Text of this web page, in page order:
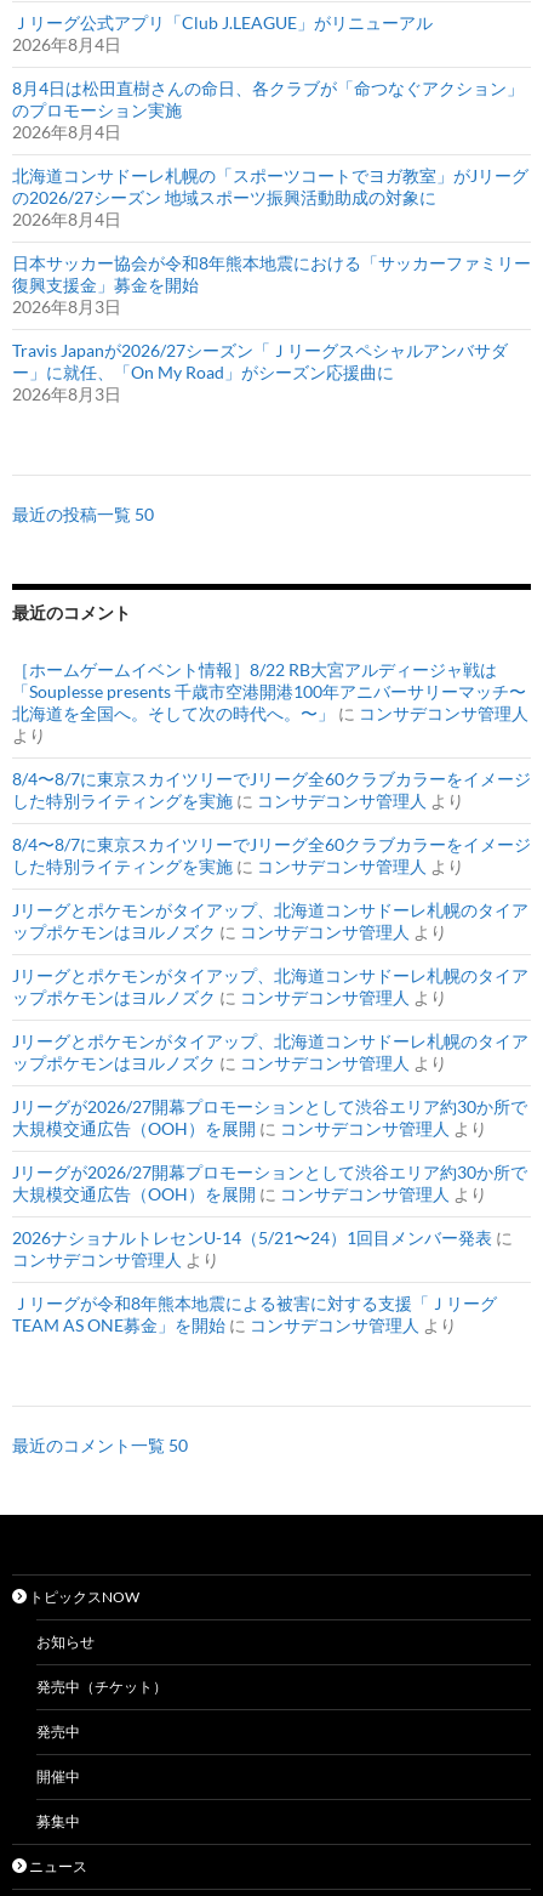
Ｊリーグ公式アプリ「Club J.LEAGUE」がリニューアル
2026年8月4日
8月4日は松田直樹さんの命日、各クラブが「命つなぐアクション」
のプロモーション実施
2026年8月4日
北海道コンサドーレ札幌の「スポーツコートでヨガ教室」がJリーグ
の2026/27シーズン 地域スポーツ振興活動助成の対象に
2026年8月4日
日本サッカー協会が令和8年熊本地震における「サッカーファミリー
復興支援金」募金を開始
2026年8月3日
Travis Japanが2026/27シーズン「Ｊリーグスペシャルアンバサダ
ー」に就任、「On My Road」がシーズン応援曲に
2026年8月3日
最近の投稿一覧 50
最近のコメント
［ホームゲームイベント情報］8/22 RB大宮アルディージャ戦は
「Souplesse presents 千歳市空港開港100年アニバーサリーマッチ〜
北海道を全国へ。そして次の時代へ。〜」
に コンサデコンサ管理人
より
8/4〜8/7に東京スカイツリーでJリーグ全60クラブカラーをイメージ
した特別ライティングを実施 に コンサデコンサ管理人 より
8/4〜8/7に東京スカイツリーでJリーグ全60クラブカラーをイメージ
した特別ライティングを実施 に コンサデコンサ管理人 より
Jリーグとポケモンがタイアップ、北海道コンサドーレ札幌のタイア
ップポケモンはヨルノズク に コンサデコンサ管理人 より
Jリーグとポケモンがタイアップ、北海道コンサドーレ札幌のタイア
ップポケモンはヨルノズク に コンサデコンサ管理人 より
Jリーグとポケモンがタイアップ、北海道コンサドーレ札幌のタイア
ップポケモンはヨルノズク に コンサデコンサ管理人 より
Jリーグが2026/27開幕プロモーションとして渋谷エリア約30か所で
大規模交通広告（OOH）を展開 に コンサデコンサ管理人 より
Jリーグが2026/27開幕プロモーションとして渋谷エリア約30か所で
大規模交通広告（OOH）を展開 に コンサデコンサ管理人 より
2026ナショナルトレセンU-14（5/21〜24）1回目メンバー発表 に
コンサデコンサ管理人 より
Ｊリーグが令和8年熊本地震による被害に対する支援「Ｊリーグ
TEAM AS ONE募金」を開始 に コンサデコンサ管理人 より
最近のコメント一覧 50
トピックスNOW
お知らせ
発売中（チケット）
発売中
開催中
募集中
ニュース